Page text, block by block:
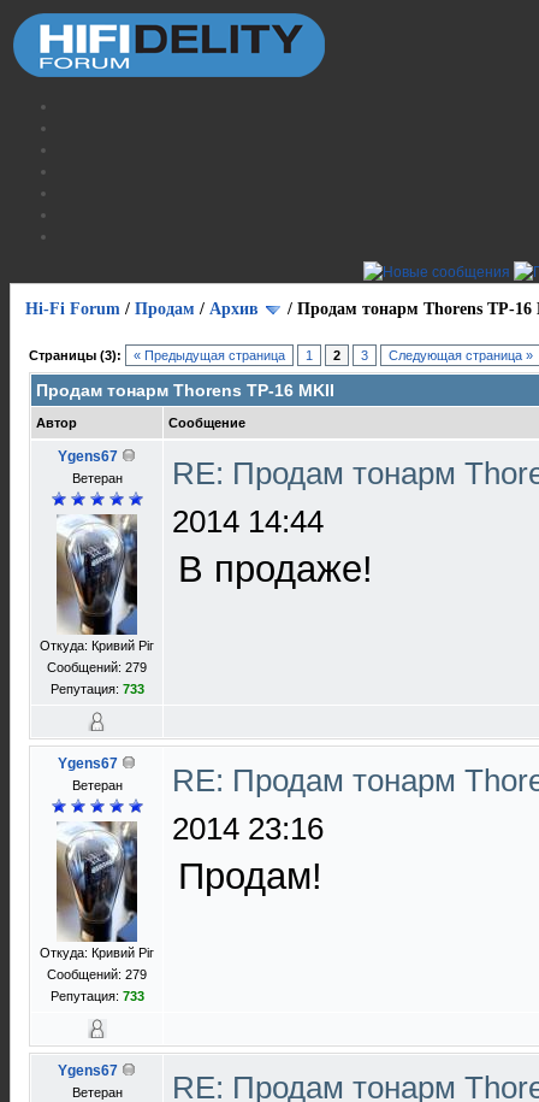
Hi-Fi Forum / Продам / Архив / Продам тонарм Thorens TP-
Страницы (3): « Предыдущая страница 1 2 3 Следующая страница »
Продам тонарм Thorens TP-16 MKII
Автор Сообщение
Ygens67
Ветеран
Откуда: Кривий Ріг
Сообщений: 279
Репутация: 733
RE: Продам тонарм
2014 14:44
В продаже!
Ygens67
Ветеран
Откуда: Кривий Ріг
Сообщений: 279
Репутация: 733
RE: Продам тонарм
2014 23:16
Продам!
Ygens67
Ветеран
RE: Продам тонарм